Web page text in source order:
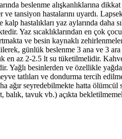
beslenme alışkanlıklarına
tansiyon hastalarını uyardı.
hastalıkları yaz aylarında
Yaz sıcaklıklarından en çok
ve besin kaynaklı
günlük beslenme 3 ana ve 3
en az 2-2.5 lt su tüketilmelidir.
besinlerden ve özellikle
tatlıları ve dondurma tercih
seyredebilmekte hatta ölümcül
tavuk vb.) açıkta